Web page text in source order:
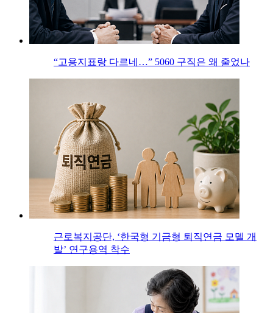
“고용지표랑 다르네…” 5060 구직은 왜 줄었나
근로복지공단, ‘한국형 기금형 퇴직연금 모델 개
발’ 연구용역 착수